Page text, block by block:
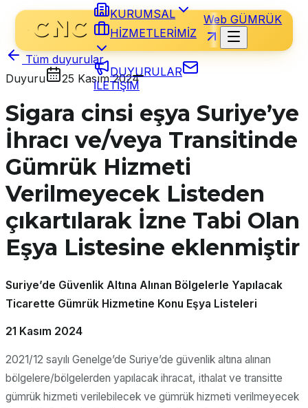
KURUMSAL
HİZMETLERİMİZ
DUYURULAR
İLETİŞİM
Web GÜMRÜK
Tüm duyurular
Duyuru
25 Kasım 2024
Sigara cinsi eşya Suriye’ye
İhracı ve/veya Transitinde
Gümrük Hizmeti
Verilmeyecek Listeden
çıkartılarak İzne Tabi Olan
Eşya Listesine eklenmiştir
Suriye’de Güvenlik Altına Alınan Bölgelerle Yapılacak
Ticarette Gümrük Hizmetine Konu Eşya Listeleri
21 Kasım 2024
2021/12 sayılı Genelge’de Suriye’de güvenlik altına alınan
bölgelere/bölgelerden yapılacak ihracat, ithalat ve transitte
gümrük hizmeti verilebilecek ve gümrük hizmeti verilmeyecek